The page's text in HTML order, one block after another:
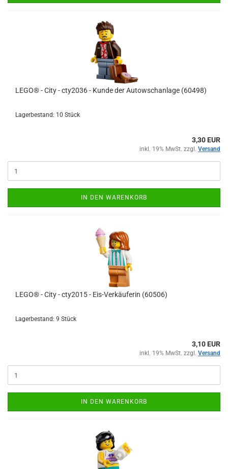
LEGO® - City - cty2036 - Kunde der Autowschanlage (60498)
Lagerbestand: 10 Stück
3,30 EUR
inkl. 19% MwSt. zzgl. Versand
IN DEN WARENKORB
LEGO® - City - cty2015 - Eis-Verkäuferin (60506)
Lagerbestand: 9 Stück
3,10 EUR
inkl. 19% MwSt. zzgl. Versand
IN DEN WARENKORB